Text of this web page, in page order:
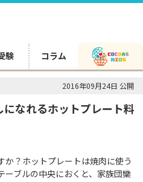
験 コラム
2016年09月24日 公開
になれるホットプレート料
か？ホットプレートは焼肉に使う
ーブルの中央におくと、家族団欒